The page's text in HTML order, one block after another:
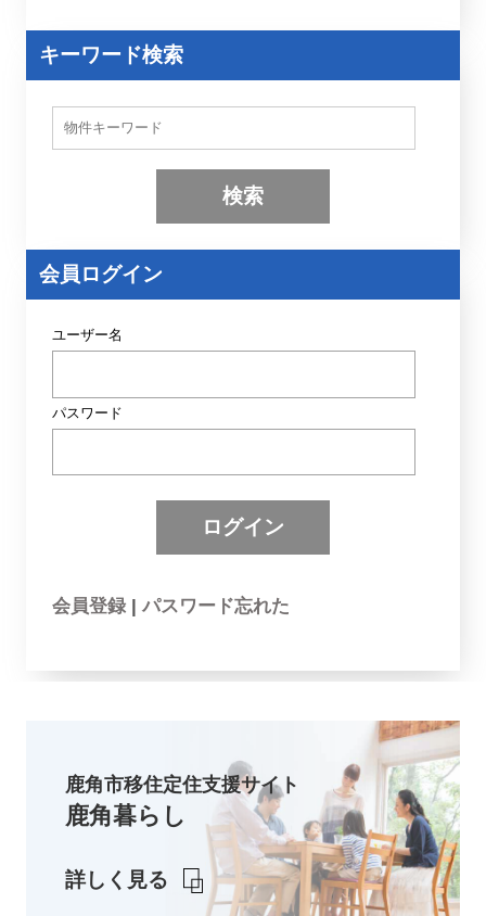
キーワード検索
件
検
ー
ド
)
会員ログイン
ユーザー名
パスワード
会員登録| パスワード忘れた
鹿角市移住定住支援サイト
鹿角暮らし
詳しく見る